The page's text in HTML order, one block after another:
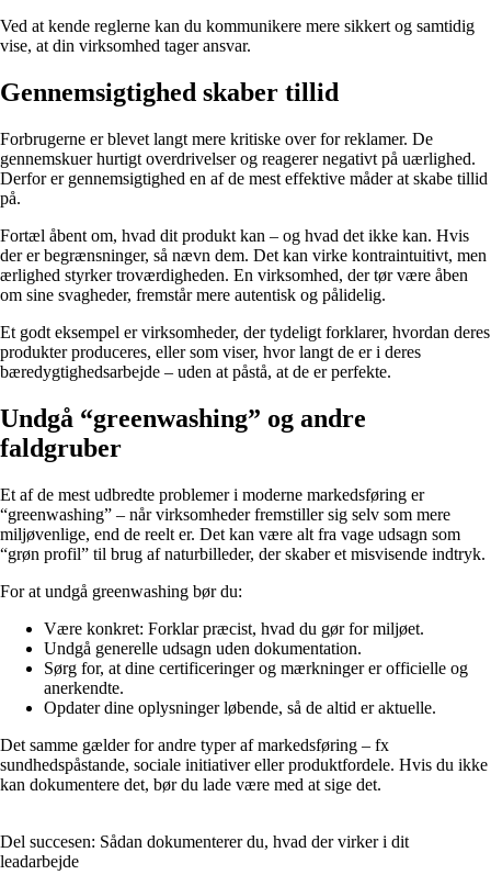
Ved at kende reglerne kan du kommunikere mere sikkert og samtidig
vise, at din virksomhed tager ansvar.
Gennemsigtighed skaber tillid
Forbrugerne er blevet langt mere kritiske over for reklamer. De
gennemskuer hurtigt overdrivelser og reagerer negativt på uærlighed.
Derfor er gennemsigtighed en af de mest effektive måder at skabe tillid
på.
Fortæl åbent om, hvad dit produkt kan – og hvad det ikke kan. Hvis
der er begrænsninger, så nævn dem. Det kan virke kontraintuitivt, men
ærlighed styrker troværdigheden. En virksomhed, der tør være åben
om sine svagheder, fremstår mere autentisk og pålidelig.
Et godt eksempel er virksomheder, der tydeligt forklarer, hvordan deres
produkter produceres, eller som viser, hvor langt de er i deres
bæredygtighedsarbejde – uden at påstå, at de er perfekte.
Undgå “greenwashing” og andre
faldgruber
Et af de mest udbredte problemer i moderne markedsføring er
“greenwashing” – når virksomheder fremstiller sig selv som mere
miljøvenlige, end de reelt er. Det kan være alt fra vage udsagn som
“grøn profil” til brug af naturbilleder, der skaber et misvisende indtryk.
For at undgå greenwashing bør du:
Være konkret: Forklar præcist, hvad du gør for miljøet.
Undgå generelle udsagn uden dokumentation.
Sørg for, at dine certificeringer og mærkninger er officielle og
anerkendte.
Opdater dine oplysninger løbende, så de altid er aktuelle.
Det samme gælder for andre typer af markedsføring – fx
sundhedspåstande, sociale initiativer eller produktfordele. Hvis du ikke
kan dokumentere det, bør du lade være med at sige det.
Del succesen: Sådan dokumenterer du, hvad der virker i dit
leadarbejde